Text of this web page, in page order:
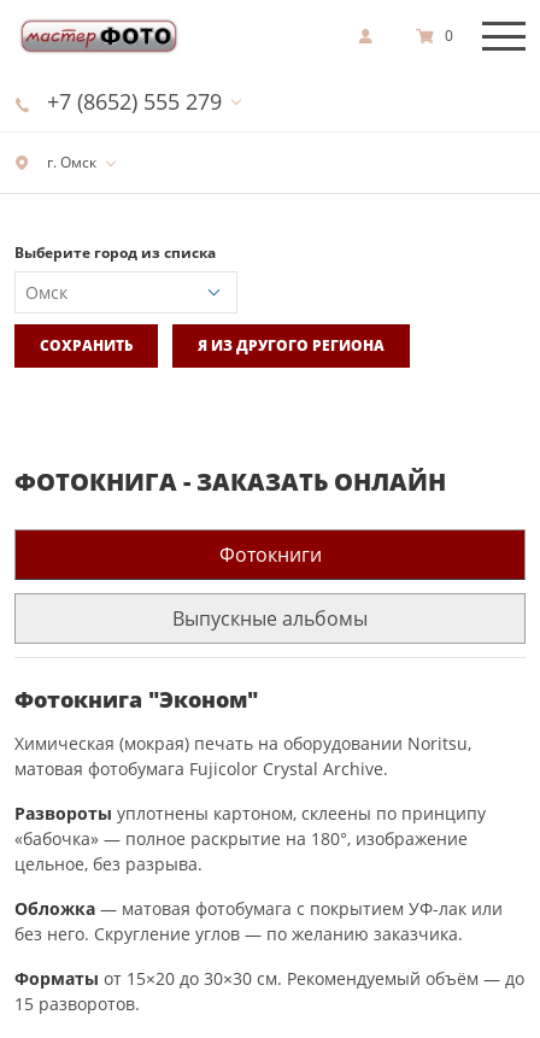
г. Омск
+7 (8652) 555 279
0
Выберите город из списка
СОХРАНИТЬ Я ИЗ ДРУГОГО РЕГИОНА
ФОТОКНИГА - ЗАКАЗАТЬ ОНЛАЙН
Фотокниги
Выпускные альбомы
Фотокнига "Эконом"
Химическая (мокрая) печать на оборудовании Noritsu,
матовая фотобумага Fujicolor Crystal Archive.
Развороты уплотнены картоном, склеены по принципу
«бабочка» — полное раскрытие на 180°, изображение
цельное, без разрыва.
Обложка — матовая фотобумага с покрытием УФ-лак или
без него. Скругление углов — по желанию заказчика.
Форматы от 15×20 до 30×30 см. Рекомендуемый объём — до
15 разворотов.